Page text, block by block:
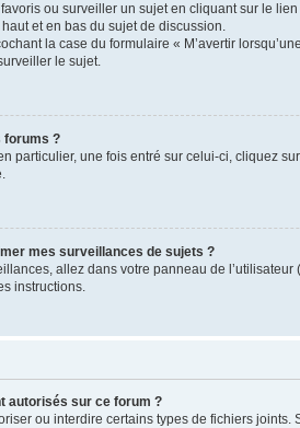
ou surveiller un sujet en cliquant sur le
et en bas du sujet de discussion.
la case du formulaire « M’avertir
le sujet.
forums ?
particulier, une fois entré sur celui-ci, cliquez
mes surveillances de sujets ?
allez dans votre panneau de
instructions.
autorisés sur ce forum ?
ou interdire certains types de fichiers joints.